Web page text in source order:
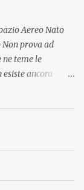
Aereo Nato
Non prova ad
teme le
ancora
per provocare
potrebbe